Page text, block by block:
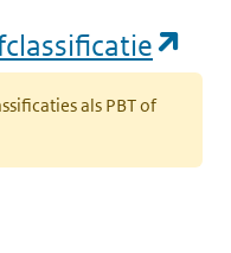
als PBT of